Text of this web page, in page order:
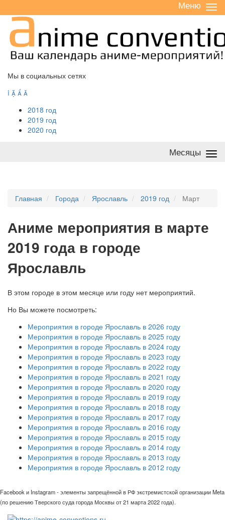
/
Меню
Мы в социальных сетях
   
2018 год
2019 год
2020 год
Месяцы
Главная Города Ярославль 2019 год Март
Аниме мероприятия в марте
2019 года в городе
Ярославль
В этом городе в этом месяце или году нет мероприятий.
Но Вы можете посмотреть:
Мероприятия в городе Ярославль в 2026 году
Мероприятия в городе Ярославль в 2025 году
Мероприятия в городе Ярославль в 2024 году
Мероприятия в городе Ярославль в 2023 году
Мероприятия в городе Ярославль в 2022 году
Мероприятия в городе Ярославль в 2021 году
Мероприятия в городе Ярославль в 2020 году
Мероприятия в городе Ярославль в 2019 году
Мероприятия в городе Ярославль в 2018 году
Мероприятия в городе Ярославль в 2017 году
Мероприятия в городе Ярославль в 2016 году
Мероприятия в городе Ярославль в 2015 году
Мероприятия в городе Ярославль в 2014 году
Мероприятия в городе Ярославль в 2013 году
Мероприятия в городе Ярославль в 2012 году
Facebook и Instagram - элементы запрещённой в РФ экстремистской организации Meta
(по решению Тверского суда города Москвы от 21 марта 2022 года).